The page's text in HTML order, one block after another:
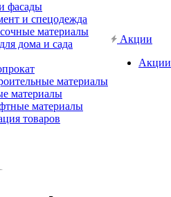
фасады
и спецодежда
материалы
дома и сада
материалы
материалы
материалы
товаров
Акции
Акции